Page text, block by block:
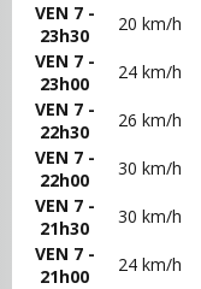
VEN 7 -
23h30
20 km/h
VEN 7 -
23h00
24 km/h
VEN 7 -
22h30
26 km/h
VEN 7 -
22h00
30 km/h
VEN 7 -
21h30
30 km/h
VEN 7 -
21h00
24 km/h